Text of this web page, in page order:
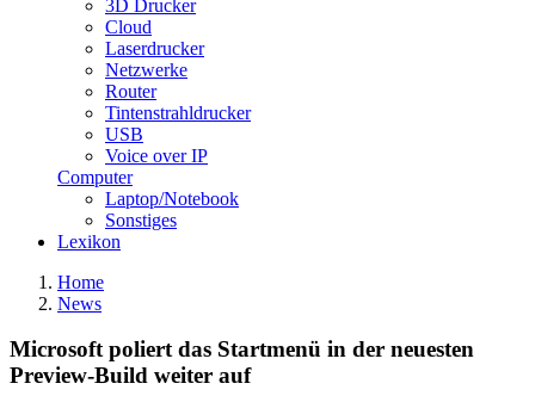
3D Drucker
Cloud
Laserdrucker
Netzwerke
Router
Tintenstrahldrucker
USB
Voice over IP
Computer
Laptop/Notebook
Sonstiges
Lexikon
Home
News
Microsoft poliert das Startmenü in der neuesten
Preview-Build weiter auf